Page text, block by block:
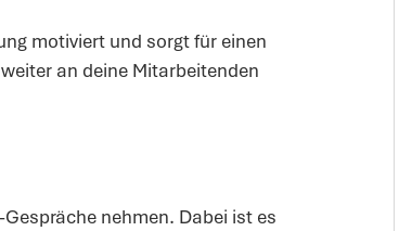
motiviert und sorgt für einen
an deine Mitarbeitenden
nehmen. Dabei ist es